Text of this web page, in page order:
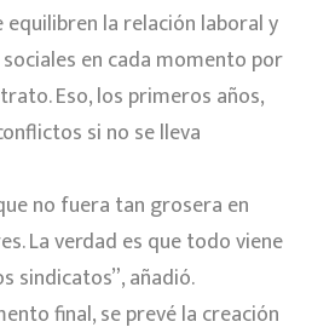
la relación laboral y
en cada momento por
Eso, los primeros años,
si no se lleva
no fuera tan grosera en
La verdad es que todo viene
sindicatos”, añadió.
final, se prevé la creación